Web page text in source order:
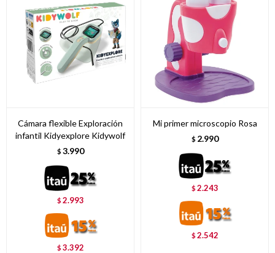
Cámara flexible Exploración
infantil Kidyexplore Kidywolf
$ 3.990
$2.993
$3.392
Mi primer microscopio Rosa
$ 2.990
$2.243
$2.542